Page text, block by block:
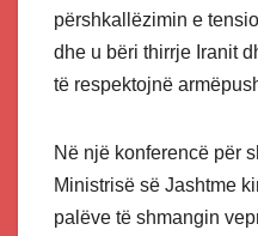
përshkallëzimin e
dhe u bëri thirrje Iranit
të respektojnë
Në një konferencë për
Ministrisë së Jashtme
palëve të shmangin